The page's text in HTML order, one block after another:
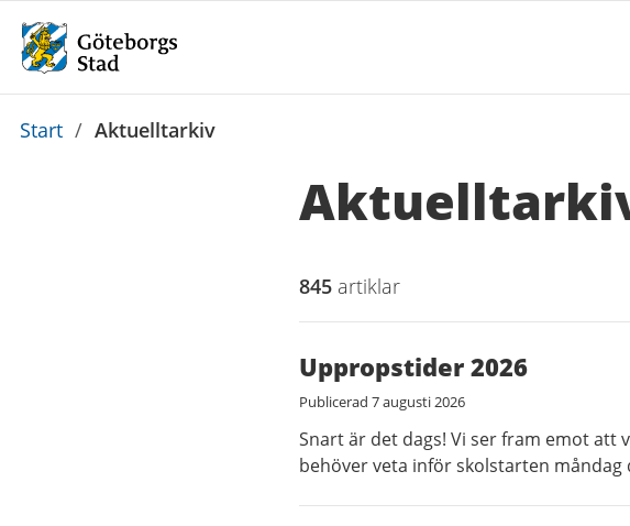
Du
Start / Aktuelltarkiv
845 artiklar
Uppropstider 2026
Publicerad 7 augusti 2026
Snart är det dags! Vi ser fram emot att
behöver veta inför skolstarten måndag